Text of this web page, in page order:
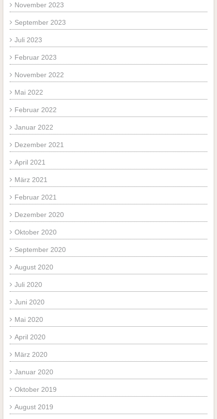
November 2023
September 2023
Juli 2023
Februar 2023
November 2022
Mai 2022
Februar 2022
Januar 2022
Dezember 2021
April 2021
März 2021
Februar 2021
Dezember 2020
Oktober 2020
September 2020
August 2020
Juli 2020
Juni 2020
Mai 2020
April 2020
März 2020
Januar 2020
Oktober 2019
August 2019